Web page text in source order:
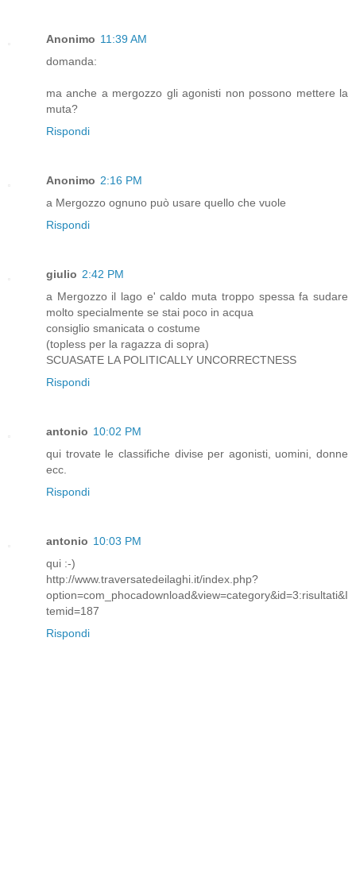
Anonimo 11:39 AM
domanda:
ma anche a mergozzo gli agonisti non possono mettere la
muta?
Rispondi
Anonimo 2:16 PM
a Mergozzo ognuno può usare quello che vuole
Rispondi
giulio 2:42 PM
a Mergozzo il lago e' caldo muta troppo spessa fa sudare
molto specialmente se stai poco in acqua
consiglio smanicata o costume
(topless per la ragazza di sopra)
SCUASATE LA POLITICALLY UNCORRECTNESS
Rispondi
antonio 10:02 PM
qui trovate le classifiche divise per agonisti, uomini, donne
ecc.
Rispondi
antonio 10:03 PM
qui :-)
http://www.traversatedeilaghi.it/index.php?
option=com_phocadownload&view=category&id=3:risultati&I
temid=187
Rispondi